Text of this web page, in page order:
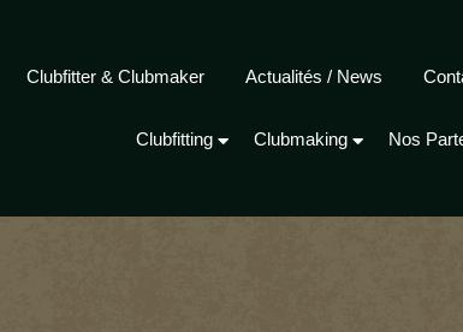
Clubfitter & Clubmaker Actualités / News
Clubfitting Clubmaking Nos